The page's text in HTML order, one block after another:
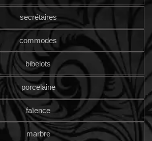
secrétaires
commodes
bibelots
porcelaine
faïence
marbre